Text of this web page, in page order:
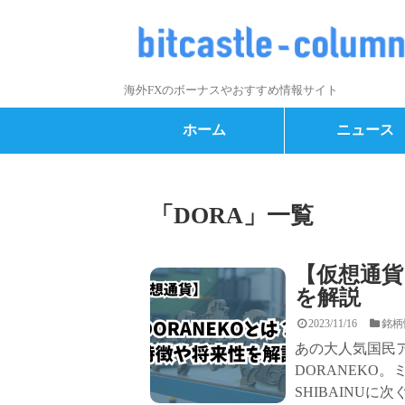
海外FXのボーナスやおすすめ情報サイト
ホーム ニュース
「 DORA 」 一覧
【仮想通
を解説
2023/11/16 銘
あの大人気国民
DORANEKO。
SHIBAINUに次